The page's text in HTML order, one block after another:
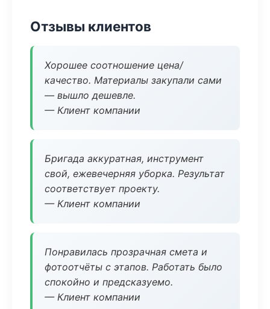
Отзывы клиентов
Хорошее соотношение цена/
качество. Материалы закупали сами
— вышло дешевле.
— Клиент компании
Бригада аккуратная, инструмент
свой, ежевечерняя уборка. Результат
соответствует проекту.
— Клиент компании
Понравилась прозрачная смета и
фотоотчёты с этапов. Работать было
спокойно и предсказуемо.
— Клиент компании